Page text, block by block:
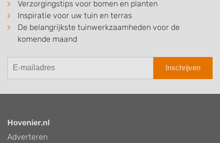
Verzorgingstips voor bomen en planten
Inspiratie voor uw tuin en terras
De belangrijkste tuinwerkzaamheden voor de
komende maand
Inschrijven
Hovenier.nl
Adverteren